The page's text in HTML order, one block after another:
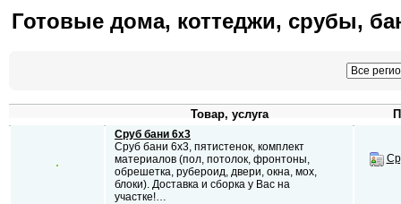
Готовые дома, коттеджи, срубы,
Товар, услуга
Сруб бани 6х3
Сруб бани 6х3, пятистенок, комплект
материалов (пол, потолок, фронтоны,
обрешетка, рубероид, двери, окна, мох,
блоки). Доставка и сборка у Вас на
участке!…